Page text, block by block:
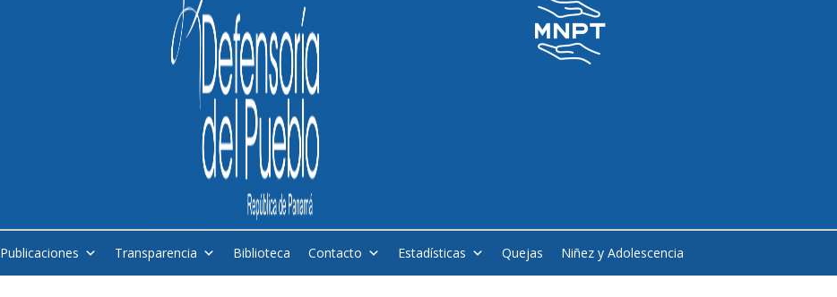
Publicaciones Transparencia Biblioteca Contacto Estadísticas Quejas Niñez y Adolescencia